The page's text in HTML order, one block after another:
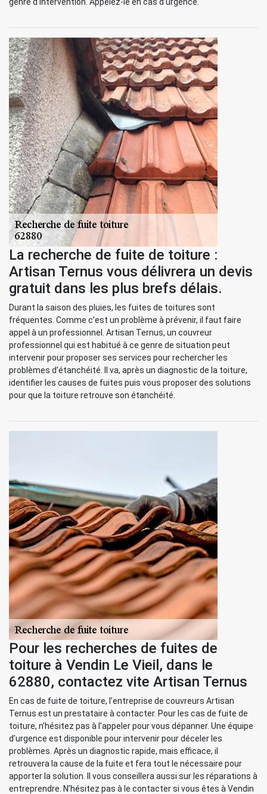
La recherche de fuite de toiture :
Artisan Ternus vous délivrera un devis
gratuit dans les plus brefs délais.
Durant la saison des pluies, les fuites de toitures sont
fréquentes. Comme c’est un problème à prévenir, il faut faire
appel à un professionnel. Artisan Ternus, un couvreur
professionnel qui est habitué à ce genre de situation peut
intervenir pour proposer ses services pour rechercher les
problèmes d’étanchéité. Il va, après un diagnostic de la toiture,
identifier les causes de fuites puis vous proposer des solutions
pour que la toiture retrouve son étanchéité.
Pour les recherches de fuites de
toiture à Vendin Le Vieil, dans le
62880, contactez vite Artisan Ternus
En cas de fuite de toiture, l’entreprise de couvreurs Artisan
Ternus est un prestataire à contacter. Pour les cas de fuite de
toiture, n’hésitez pas à l’appeler pour vous dépanner. Une équipe
d’urgence est disponible pour intervenir pour déceler les
problèmes. Après un diagnostic rapide, mais efficace, il
retrouvera la cause de la fuite et fera tout le nécessaire pour
apporter la solution. Il vous conseillera aussi sur les réparations à
entreprendre. N’hésitez pas à le contacter si vous êtes à Vendin